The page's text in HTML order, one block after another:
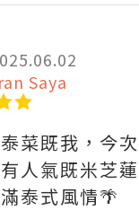
Saya
菜既我，今
人氣既米芝
泰式風情🌴